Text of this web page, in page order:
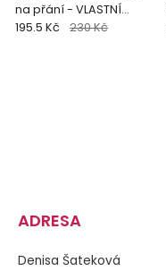
na přání - VLASTNÍ
MOTIV
195.5 Kč 230 Kč
ADRESA
Denisa Šateková